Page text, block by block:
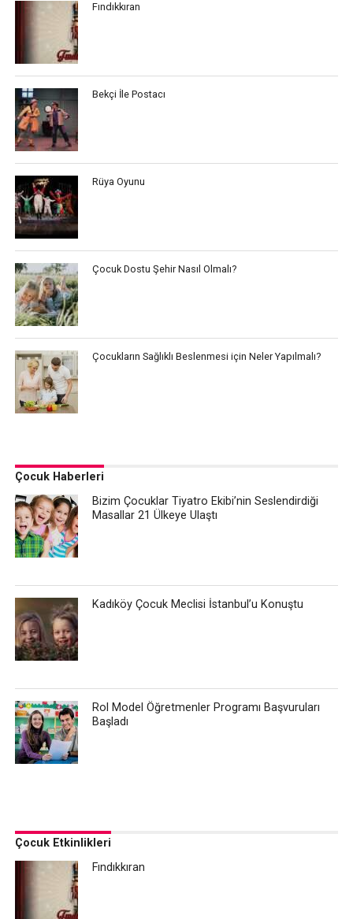
Fındıkkıran
Bekçi İle Postacı
Rüya Oyunu
Çocuk Dostu Şehir Nasıl Olmalı?
Çocukların Sağlıklı Beslenmesi için Neler Yapılmalı?
Çocuk Haberleri
Bizim Çocuklar Tiyatro Ekibi’nin Seslendirdiği
Masallar 21 Ülkeye Ulaştı
Kadıköy Çocuk Meclisi İstanbul’u Konuştu
Rol Model Öğretmenler Programı Başvuruları
Başladı
Çocuk Etkinlikleri
Fındıkkıran